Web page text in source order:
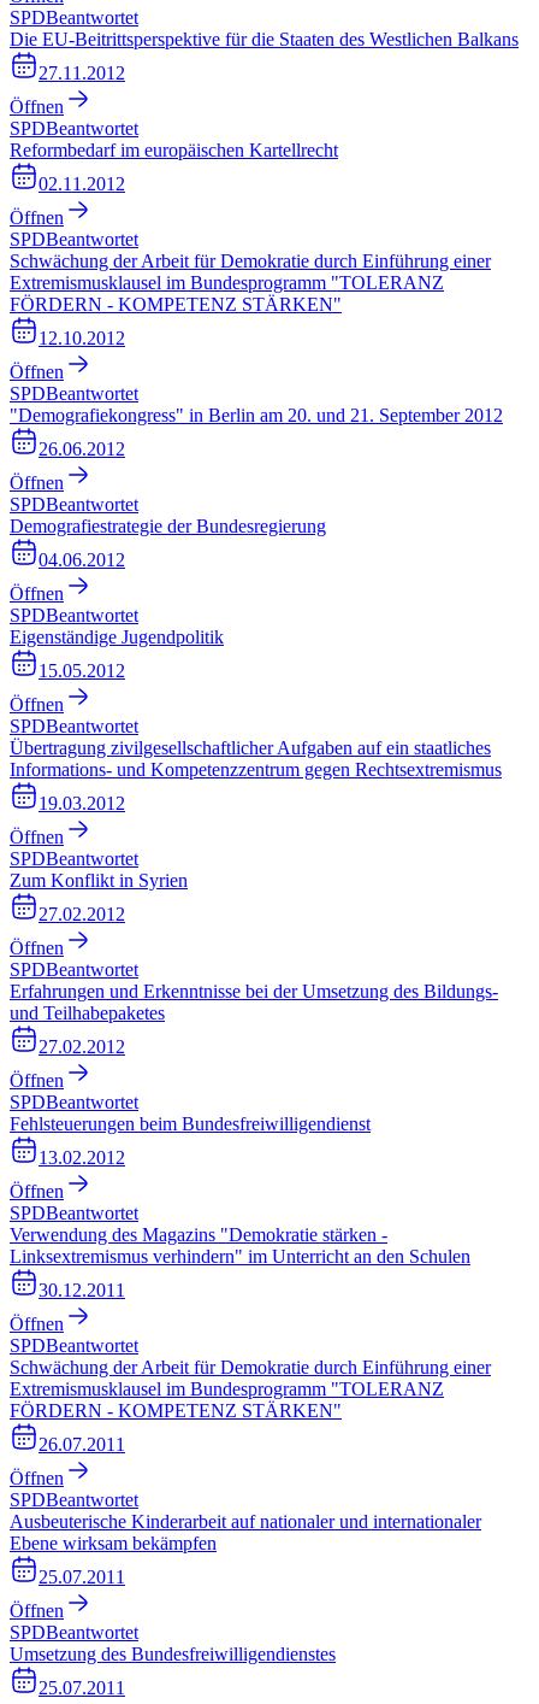
SPDBeantwortet
Die EU-Beitrittsperspektive für die Staaten des Westlichen Balkans
27.11.2012
Öffnen
SPDBeantwortet
Reformbedarf im europäischen Kartellrecht
02.11.2012
Öffnen
SPDBeantwortet
Schwächung der Arbeit für Demokratie durch Einführung einer
Extremismusklausel im Bundesprogramm "TOLERANZ
FÖRDERN - KOMPETENZ STÄRKEN"
12.10.2012
Öffnen
SPDBeantwortet
"Demografiekongress" in Berlin am 20. und 21. September 2012
26.06.2012
Öffnen
SPDBeantwortet
Demografiestrategie der Bundesregierung
04.06.2012
Öffnen
SPDBeantwortet
Eigenständige Jugendpolitik
15.05.2012
Öffnen
SPDBeantwortet
Übertragung zivilgesellschaftlicher Aufgaben auf ein staatliches
Informations- und Kompetenzzentrum gegen Rechtsextremismus
19.03.2012
Öffnen
SPDBeantwortet
Zum Konflikt in Syrien
27.02.2012
Öffnen
SPDBeantwortet
Erfahrungen und Erkenntnisse bei der Umsetzung des Bildungs-
und Teilhabepaketes
27.02.2012
Öffnen
SPDBeantwortet
Fehlsteuerungen beim Bundesfreiwilligendienst
13.02.2012
Öffnen
SPDBeantwortet
Verwendung des Magazins "Demokratie stärken -
Linksextremismus verhindern" im Unterricht an den Schulen
30.12.2011
Öffnen
SPDBeantwortet
Schwächung der Arbeit für Demokratie durch Einführung einer
Extremismusklausel im Bundesprogramm "TOLERANZ
FÖRDERN - KOMPETENZ STÄRKEN"
26.07.2011
Öffnen
SPDBeantwortet
Ausbeuterische Kinderarbeit auf nationaler und internationaler
Ebene wirksam bekämpfen
25.07.2011
Öffnen
SPDBeantwortet
Umsetzung des Bundesfreiwilligendienstes
25.07.2011